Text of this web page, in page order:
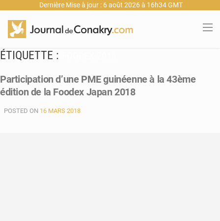
Dernière Mise à jour : 6 août 2026 à 16h34 GMT
ÉTIQUETTE :
Participation d’une PME guinéenne à la 43ème
édition de la Foodex Japan 2018
POSTED ON 16 MARS 2018